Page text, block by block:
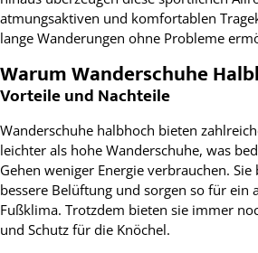
atmungsaktiven und komfortablen
lange Wanderungen ohne Probleme
Warum Wanderschuhe
Vorteile und Nachteile
Wanderschuhe halbhoch bieten
leichter als hohe Wanderschuhe, was
Gehen weniger Energie verbrauchen.
bessere Belüftung und sorgen so für ein
Fußklima. Trotzdem bieten sie immer
und Schutz für die Knöchel.